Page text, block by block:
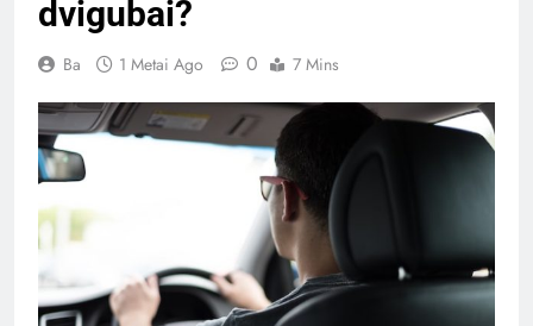
dvigubai?
Ba 1 Metai Ago 0 7 Mins